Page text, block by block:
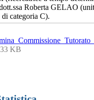
Roberta GELAO
categoria C).
KB